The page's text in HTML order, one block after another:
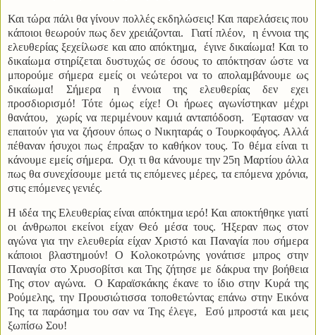
Και τώρα πάλι θα γίνουν πολλές εκδηλώσεις! Και παρελάσεις που
κάποιοι θεωρούν πως δεν χρειάζονται. Γιατί πλέον, η έννοια της
ελευθερίας ξεχείλωσε και απο απόκτημα, έγινε δικαίωμα! Και το
δικαίωμα στηρίζεται δυστυχώς σε όσους το απόκτησαν ώστε να
μπορούμε σήμερα εμείς οι νεώτεροι να το απολαμβάνουμε ως
δικαίωμα! Σήμερα η έννοια της ελευθερίας δεν εχει
προσδιορισμό! Τότε όμως είχε! Οι ήρωες αγωνίστηκαν μέχρι
θανάτου, χωρίς να περιμένουν καμιά ανταπόδοση. Έφτασαν να
επαιτούν για να ζήσουν όπως ο Νικηταράς ο Τουρκοφάγος. Αλλά
πέθαναν ήσυχοι πως έπραξαν το καθήκον τους. Το θέμα είναι τι
κάνουμε εμείς σήμερα. Οχι τι θα κάνουμε την 25η Μαρτίου άλλα
πως θα συνεχίσουμε μετά τις επόμενες μέρες, τα επόμενα χρόνια,
στις επόμενες γενιές.
Η ιδέα της Ελευθερίας είναι απόκτημα ιερό! Και αποκτήθηκε γιατί
οι άνθρωποι εκείνοι είχαν Θεό μέσα τους. Ήξεραν πως στον
αγώνα για την ελευθερία είχαν Χριστό και Παναγία που σήμερα
κάποιοι βλαστημούν! Ο Κολοκοτρώνης γονάτισε μπρος στην
Παναγία στο Χρυσοβίτσι και Της ζήτησε με δάκρυα την βοήθεια
Της στον αγώνα. Ο Καραϊσκάκης έκανε το ίδιο στην Κυρά της
Ρούμελης, την Προυσιώτισσα τοποθετώντας επάνω στην Εικόνα
Της τα παράσημα του σαν να Της έλεγε, Εσύ μπροστά και μεις
ξωπίσω Σου!